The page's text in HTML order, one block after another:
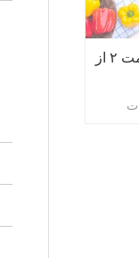
کاری ساده وگان، قسمت ۲ از